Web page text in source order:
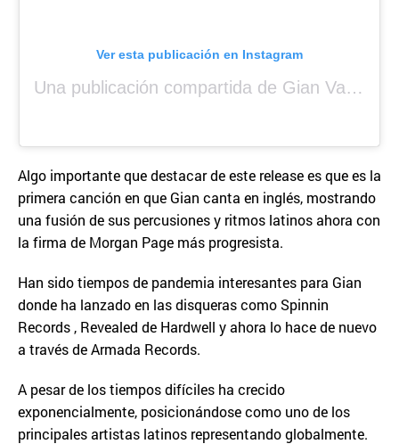
Ver esta publicación en Instagram
Una publicación compartida de Gian Varela (@gianvarela)
Algo importante que destacar de este release es que es la
primera canción en que Gian canta en inglés, mostrando
una fusión de sus percusiones y ritmos latinos ahora con
la firma de Morgan Page más progresista.
Han sido tiempos de pandemia interesantes para Gian
donde ha lanzado en las disqueras como Spinnin
Records , Revealed de Hardwell y ahora lo hace de nuevo
a través de Armada Records.
A pesar de los tiempos difíciles ha crecido
exponencialmente, posicionándose como uno de los
principales artistas latinos representando globalmente.